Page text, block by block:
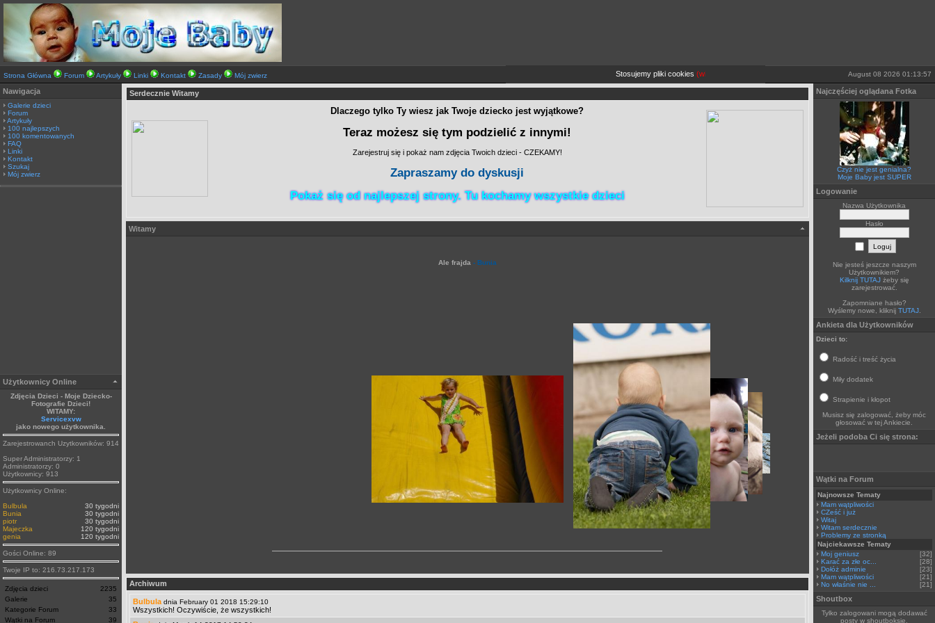
Strona Główna Forum Artykuły Linki Kontakt Zasady Mój zwierz Stosujemy pliki cookies(więcej TUTAJ). Jeżeli sobie tego nie życzysz wyłącz je lub opuść
August 08 2026 01:13:57
Nawigacja
Galerie dzieci
Forum
Artykuły
100 najlepszych
100 komentowanych
FAQ
Linki
Kontakt
Szukaj
Mój zwierz
Użytkownicy Online
Zdjęcia Dzieci - Moje Dziecko-
Fotografie Dzieci!
WITAMY:
Servicexvw
jako nowego użytkownika.
Zarejestrowanch Uzytkowników: 914
Super Administratorzy: 1
Administratorzy: 0
Użytkownicy: 913
Użytkownicy Online:
Bulbula
30 tygodni
Bunia
30 tygodni
piotr
30 tygodni
Majeczka
120 tygodni
genia
120 tygodni
Gości Online: 89
Twoje IP to: 216.73.217.173
Zdjęcia dzieci
2235
Galerie
35
Kategorie Forum
33
Wątki na Forum
39
Serdecznie Witamy
Dlaczego tylko Ty wiesz jak Twoje dziecko jest wyjątkowe?
Teraz możesz się tym podzielić z innymi!
Zarejestruj się i pokaż nam zdjęcia Twoich dzieci - CZEKAMY!
Zapraszamy do dyskusji
Pokaż się od najlepszej strony. Tu kochamy wszystkie dzieci
Witamy
Ale frajda - Bunia
Archiwum
Bulbula dnia February 01 2018 15:29:10
Wszystkich! Oczywiście, że wszystkich!
Najczęściej oglądana Fotka
Czyż nie jest genialna?
Moje Baby jest SUPER
Logowanie
Nazwa Użytkownika
Hasło
Nie jesteś jeszcze naszym
Użytkownikiem?
Kilknij TUTAJżeby się
zarejestrować.
Zapomniane hasło?
Wyślemy nowe, kliknij TUTAJ.
Ankieta dla Użytkowników
Dzieci to:
Radość i treść życia
Miły dodatek
Strapienie i kłopot
Musisz się zalogować, żeby móc
głosować w tej Ankiecie.
Jeżeli podoba Ci się strona:
Wątki na Forum
Najnowsze Tematy
Mam wątpliwości
CZeść i już
Witaj
Witam serdecznie
Problemy ze stronką
Najciekawsze Tematy
Moj geniusz
[32]
Karać za złe oc...
[28]
Dołóż adminie
[23]
Mam wątpliwości
[21]
No właśnie nie ...
[21]
Shoutbox
Tylko zalogowani mogą dodawać
posty w shoutboksie.